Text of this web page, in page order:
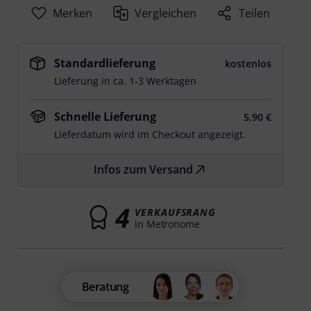
Merken Vergleichen Teilen
Standardlieferung
kostenlos
Lieferung in ca. 1-3 Werktagen
Schnelle Lieferung
5,90 €
Lieferdatum wird im Checkout angezeigt.
Infos zum Versand
4 VERKAUFSRANG
in Metronome
Beratung